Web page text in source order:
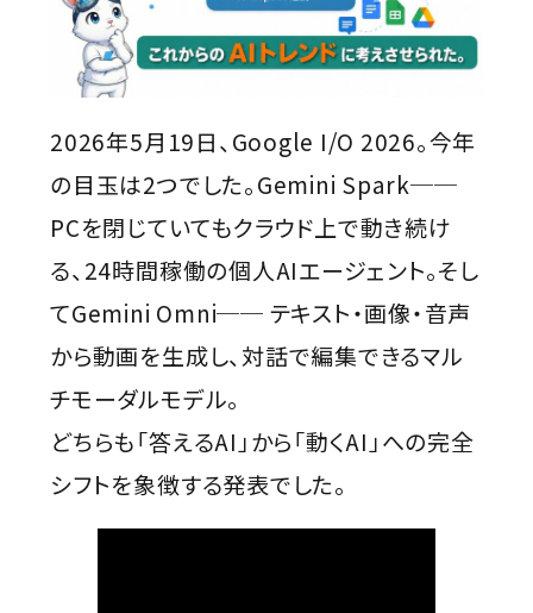
2026年5月19日、Google I/O 2026。今年
の目玉は2つでした。Gemini Spark──
PCを閉じていてもクラウド上で動き続け
る、24時間稼働の個人AIエージェント。そし
てGemini Omni── テキスト・画像・音声
から動画を生成し、対話で編集できるマル
チモーダルモデル。
どちらも「答えるAI」から「動くAI」への完全
シフトを象徴する発表でした。